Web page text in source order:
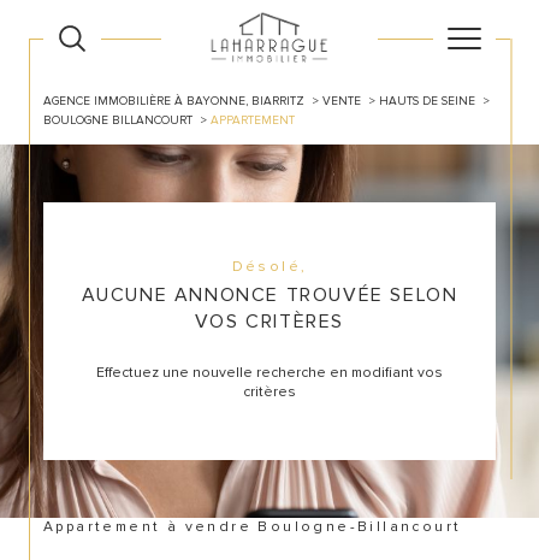
AGENCE IMMOBILIÈRE À BAYONNE, BIARRITZ VENTE
HAUTS DE SEINE
BOULOGNE BILLANCOURT
APPARTEMENT
Désolé,
AUCUNE ANNONCE TROUVÉE SELON
VOS CRITÈRES
Effectuez une nouvelle recherche en modifiant vos
critères
Appartement à vendre Boulogne-Billancourt